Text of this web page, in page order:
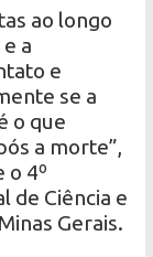
ao longo
a
e
se a
o que
a morte”,
o 4º
de Ciência e
Gerais.